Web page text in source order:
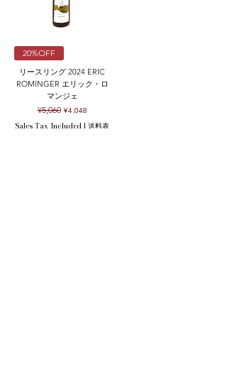
20%OFF
リースリング 2024 ERIC
ROMINGER エリック・ロ
マンジェ
Regular Price
¥5,060 Sale Price
¥4,048
Sales Tax Included | 送料表